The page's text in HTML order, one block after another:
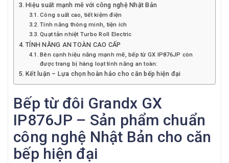
Hiệu suất mạnh mẽ với công nghệ Nhật Bản
Công suất cao, tiết kiệm điện
Tính năng thông minh, tiện ích
Quạt tản nhiệt Turbo Roll Electric
TÍNH NĂNG AN TOÀN CAO CẤP
Bên cạnh hiệu năng mạnh mẽ, bếp từ GX IP876JP còn
được trang bị hàng loạt tính năng an toàn:
Kết luận – Lựa chọn hoàn hảo cho căn bếp hiện đại
Bếp từ đôi Grandx GX
IP876JP – Sản phẩm chuẩn
công nghệ Nhật Bản cho căn
bếp hiện đại